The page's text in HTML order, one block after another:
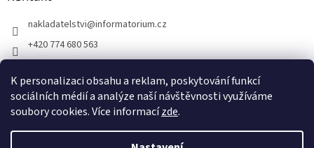
K personalizaci obsahu a reklam, poskytování funkcí
sociálních médií a analýze naší návštěvnosti využíváme
soubory cookies. Více informacízde.
nakladatelstvi@informatorium.cz
+420 774 680 563
informatorium/